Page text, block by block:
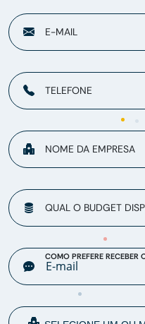
E-MAIL
TELEFONE
NOME DA EMPRESA
QUAL O BUDGET
COMO PREFERE RECEBER